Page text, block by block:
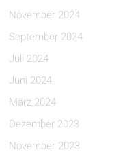
November 2024
September 2024
Juli 2024
Juni 2024
März 2024
Dezember 2023
November 2023